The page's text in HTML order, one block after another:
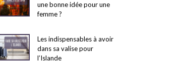
une bonne idée pour une
femme ?
Les indispensables à avoir
dans sa valise pour
l’Islande